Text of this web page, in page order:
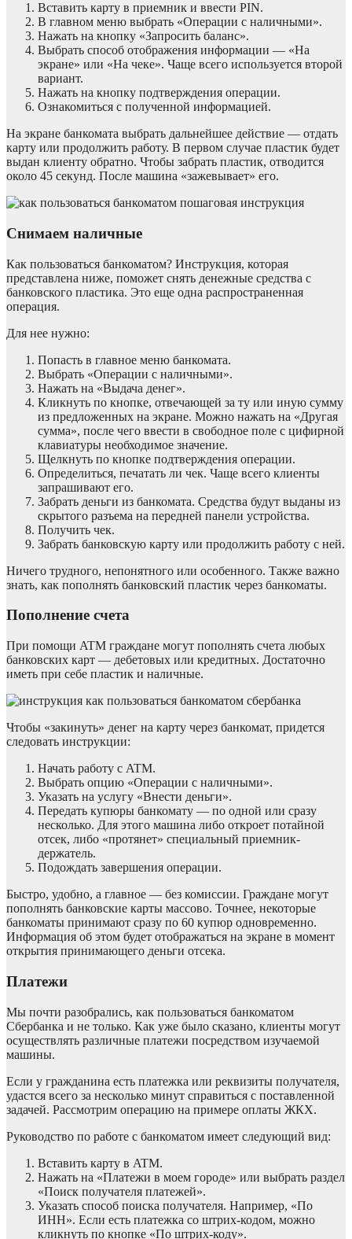
Вставить карту в приемник и ввести PIN.
В главном меню выбрать «Операции с наличными».
Нажать на кнопку «Запросить баланс».
Выбрать способ отображения информации — «На
экране» или «На чеке». Чаще всего используется второй
вариант.
Нажать на кнопку подтверждения операции.
Ознакомиться с полученной информацией.
На экране банкомата выбрать дальнейшее действие — отдать
карту или продолжить работу. В первом случае пластик будет
выдан клиенту обратно. Чтобы забрать пластик, отводится
около 45 секунд. После машина «зажевывает» его.
Снимаем наличные
Как пользоваться банкоматом? Инструкция, которая
представлена ниже, поможет снять денежные средства с
банковского пластика. Это еще одна распространенная
операция.
Для нее нужно:
Попасть в главное меню банкомата.
Выбрать «Операции с наличными».
Нажать на «Выдача денег».
Кликнуть по кнопке, отвечающей за ту или иную сумму
из предложенных на экране. Можно нажать на «Другая
сумма», после чего ввести в свободное поле с цифирной
клавиатуры необходимое значение.
Щелкнуть по кнопке подтверждения операции.
Определиться, печатать ли чек. Чаще всего клиенты
запрашивают его.
Забрать деньги из банкомата. Средства будут выданы из
скрытого разъема на передней панели устройства.
Получить чек.
Забрать банковскую карту или продолжить работу с ней.
Ничего трудного, непонятного или особенного. Также важно
знать, как пополнять банковский пластик через банкоматы.
Пополнение счета
При помощи ATM граждане могут пополнять счета любых
банковских карт — дебетовых или кредитных. Достаточно
иметь при себе пластик и наличные.
Чтобы «закинуть» денег на карту через банкомат, придется
следовать инструкции:
Начать работу с ATM.
Выбрать опцию «Операции с наличными».
Указать на услугу «Внести деньги».
Передать купюры банкомату — по одной или сразу
несколько. Для этого машина либо откроет потайной
отсек, либо «протянет» специальный приемник-
держатель.
Подождать завершения операции.
Быстро, удобно, а главное — без комиссии. Граждане могут
пополнять банковские карты массово. Точнее, некоторые
банкоматы принимают сразу по 60 купюр одновременно.
Информация об этом будет отображаться на экране в момент
открытия принимающего деньги отсека.
Платежи
Мы почти разобрались, как пользоваться банкоматом
Сбербанка и не только. Как уже было сказано, клиенты могут
осуществлять различные платежи посредством изучаемой
машины.
Если у гражданина есть платежка или реквизиты получателя,
удастся всего за несколько минут справиться с поставленной
задачей. Рассмотрим операцию на примере оплаты ЖКХ.
Руководство по работе с банкоматом имеет следующий вид:
Вставить карту в ATM.
Нажать на «Платежи в моем городе» или выбрать раздел
«Поиск получателя платежей».
Указать способ поиска получателя. Например, «По
ИНН». Если есть платежка со штрих-кодом, можно
кликнуть по кнопке «По штрих-коду».